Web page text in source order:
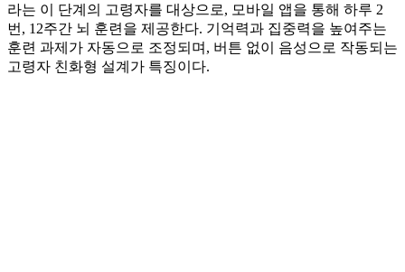
라는 이 단계의 고령자를 대상으로, 모바일 앱을 통해 하루 2
번, 12주간 뇌 훈련을 제공한다. 기억력과 집중력을 높여주는
훈련 과제가 자동으로 조정되며, 버튼 없이 음성으로 작동되는
고령자 친화형 설계가 특징이다.